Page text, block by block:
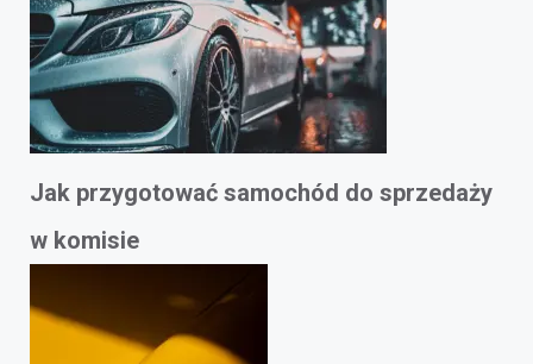
Jak przygotować samochód do sprzedaży
w komisie